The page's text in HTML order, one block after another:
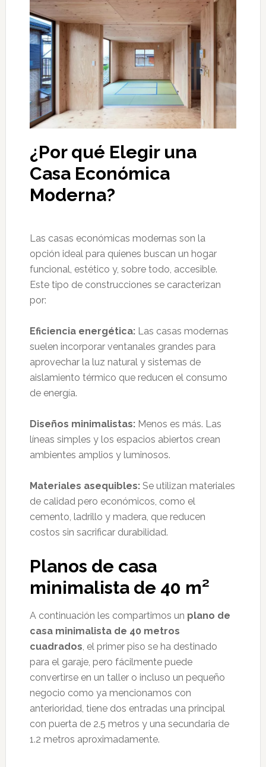
¿Por qué Elegir una
Casa Económica
Moderna?
Las casas económicas modernas son la
opción ideal para quienes buscan un hogar
funcional, estético y, sobre todo, accesible.
Este tipo de construcciones se caracterizan
por:
Eficiencia energética:Las casas modernas
suelen incorporar ventanales grandes para
aprovechar la luz natural y sistemas de
aislamiento térmico que reducen el consumo
de energía.
Diseños minimalistas:Menos es más. Las
líneas simples y los espacios abiertos crean
ambientes amplios y luminosos.
Materiales asequibles:Se utilizan materiales
de calidad pero económicos, como el
cemento, ladrillo y madera, que reducen
costos sin sacrificar durabilidad.
Planos de casa
minimalista de 40 m²
A continuación les compartimos un plano de
casa minimalista de 40 metros
cuadrados, el primer piso se ha destinado
para el garaje, pero fácilmente puede
convertirse en un taller o incluso un pequeño
negocio como ya mencionamos con
anterioridad, tiene dos entradas una principal
con puerta de 2.5 metros y una secundaria de
1.2 metros aproximadamente.